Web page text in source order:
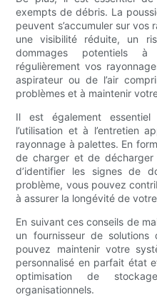
exempts de débris. La
peuvent s’accumuler sur
une visibilité réduite, un
dommages potentiels
régulièrement vos
aspirateur ou de l’air
problèmes et à maintenir
Il est également
l’utilisation et à l’entretien
rayonnage à palettes. En
de charger et de
d’identifier les signes de
problème, vous pouvez
à assurer la longévité de
En suivant ces conseils de
un fournisseur de
pouvez maintenir votre
personnalisé en parfait état
optimisation de
organisationnels.